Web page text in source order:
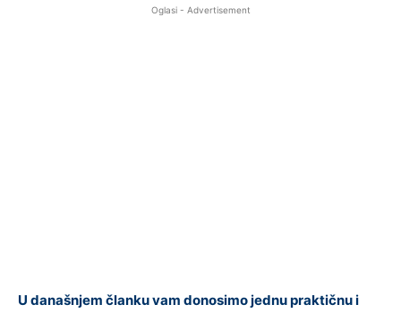
Oglasi - Advertisement
U današnjem članku vam donosimo jednu praktičnu i